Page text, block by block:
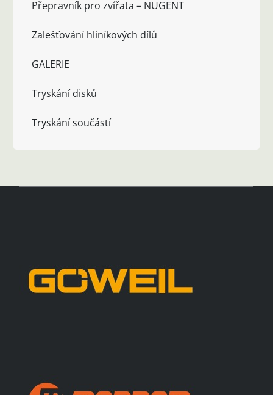
Přepravník pro zvířata – NUGENT
Zalešťování hliníkových dílů
GALERIE
Tryskání disků
Tryskání součástí